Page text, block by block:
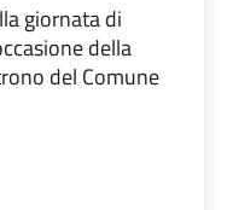
giornata di
della
del Comune